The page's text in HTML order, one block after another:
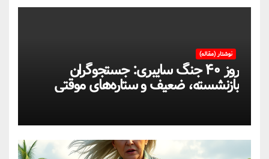
نوشتار (مقاله)
روز ۴۰ جنگ سایبری: جستجوگران
بازنشسته، ضعیف و ستاره‌های موقتی
ایران در بحران اینترنت!